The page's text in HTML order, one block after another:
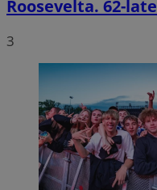
Roosevelta. 62-
3